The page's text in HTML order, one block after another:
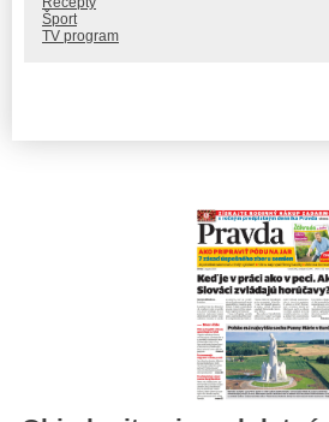
Šport
TV program